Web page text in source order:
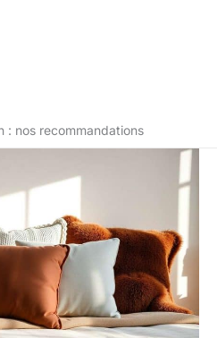
: nos recommandations